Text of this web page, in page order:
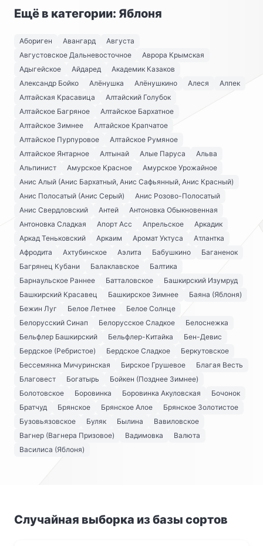
Ещё в категории: Яблоня
Абориген Авангард
Августа
Августовское Дальневосточное
Аврора Крымская
Адыгейское
Айдаред
Академик Казаков
Александр Бойко
Алёнушка Алёнушкино Алеся
Алпек
Алтайская Красавица
Алтайский Голубок
Алтайское Багряное
Алтайское Бархатное
Алтайское Зимнее
Алтайское Крапчатое
Алтайское Пурпуровое
Алтайское Румяное
Алтайское Янтарное
Алтынай Алые Паруса
Альва
Альпинист
Амурское Красное
Амурское Урожайное
Анис Алый (Анис Бархатный, Анис Сафьянный, Анис Красный)
Анис Полосатый (Анис Серый)
Анис Розово-Полосатый
Анис Свердловский
Антей
Антоновка Обыкновенная
Антоновка Сладкая
Апорт Асс Апрельское
Аркадик
Аркад Теньковский
Аркаим Аромат Уктуса
Атлантка
Афродита
Ахтубинское Аэлита Бабушкино
Баганенок
Багрянец Кубани
Балаклавское
Балтика
Барнаульское Раннее
Батталовское
Башкирский Изумруд
Башкирский Красавец
Башкирское Зимнее
Баяна (Яблоня)
Бежин Луг
Белое Летнее
Белое Солнце
Белорусский Синап
Белорусское Сладкое
Белоснежка
Бельфлер Башкирский
Бельфлер-Китайка
Бен-Девис
Бердское (Ребристое)
Бердское Сладкое
Беркутовское
Бессемянка Мичуринская
Бирское Грушевое
Благая Весть
Благовест
Богатырь
Бойкен (Позднее Зимнее)
Болотовское
Боровинка Боровинка Акуловская
Бочонок
Братчуд
Брянское Брянское Алое
Брянское Золотистое
Бузовьязовское
Буляк Былина
Вавиловское
Вагнер (Вагнера Призовое)
Вадимовка
Валюта
Василиса (Яблоня)
Случайная выборка из базы сортов